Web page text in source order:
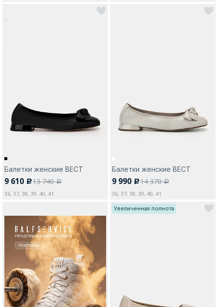
Балетки женские ВЕСТ
9 610 c13 740a
36, 37, 38, 39, 40, 41
Балетки женские ВЕСТ
9 990 c14 370a
36, 37, 38, 39, 40, 41
Увеличенная полнота